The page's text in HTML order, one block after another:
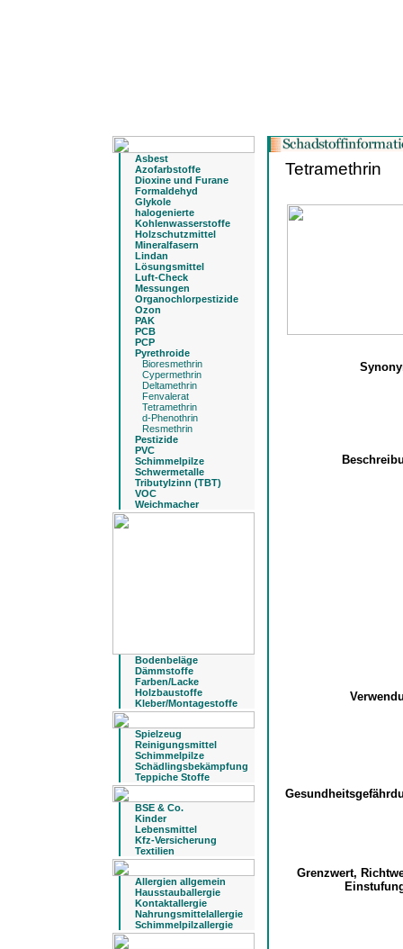
Asbest
Azofarbstoffe
Dioxine und Furane
Formaldehyd
Glykole
halogenierte
Kohlenwasserstoffe
Holzschutzmittel
Mineralfasern
Lindan
Lösungsmittel
Luft-Check
Messungen
Organochlorpestizide
Ozon
PAK
PCB
PCP
Pyrethroide
Bioresmethrin
Cypermethrin
Deltamethrin
Fenvalerat
Tetramethrin
d-Phenothrin
Resmethrin
Pestizide
PVC
Schimmelpilze
Schwermetalle
Tributylzinn (TBT)
VOC
Weichmacher
Bodenbeläge
Dämmstoffe
Farben/Lacke
Holzbaustoffe
Kleber/Montagestoffe
Spielzeug
Reinigungsmittel
Schimmelpilze
Schädlingsbekämpfung
Teppiche Stoffe
BSE & Co.
Kinder
Lebensmittel
Kfz-Versicherung
Textilien
Allergien allgemein
Hausstauballergie
Kontaktallergie
Nahrungsmittelallergie
Schimmelpilzallergie
Tetramethrin
Grenzwert,